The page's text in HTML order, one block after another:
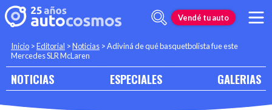
Vendé tu auto
Inicio >Editorial >Noticias >Adiviná de qué basquetbolista fue este
Mercedes SLR McLaren
NOTICIAS ESPECIALES GALERIAS